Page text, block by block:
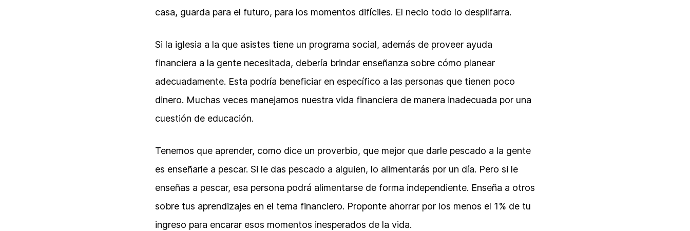
casa, guarda para el futuro, para los momentos difíciles. El necio todo lo despilfarra.
Si la iglesia a la que asistes tiene un programa social, además de proveer ayuda
financiera a la gente necesitada, debería brindar enseñanza sobre cómo planear
adecuadamente. Esta podría beneficiar en específico a las personas que tienen poco
dinero. Muchas veces manejamos nuestra vida financiera de manera inadecuada por una
cuestión de educación.
Tenemos que aprender, como dice un proverbio, que mejor que darle pescado a la gente
es enseñarle a pescar. Si le das pescado a alguien, lo alimentarás por un día. Pero si le
enseñas a pescar, esa persona podrá alimentarse de forma independiente. Enseña a otros
sobre tus aprendizajes en el tema financiero. Proponte ahorrar por los menos el 1% de tu
ingreso para encarar esos momentos inesperados de la vida.